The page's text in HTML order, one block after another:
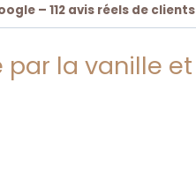
Gel
Douche
– 112 avis réels de
par la vanille